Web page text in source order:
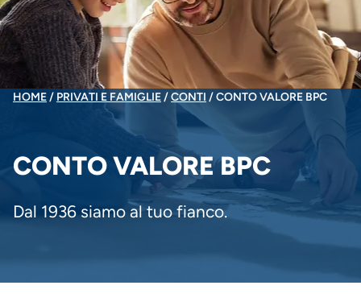
BRICIOLE
PANE
HOME PRIVATI E FAMIGLIE CONTI CONTO VALORE BPC
CONTO VALORE BPC
Dal 1936 siamo al tuo fianco.